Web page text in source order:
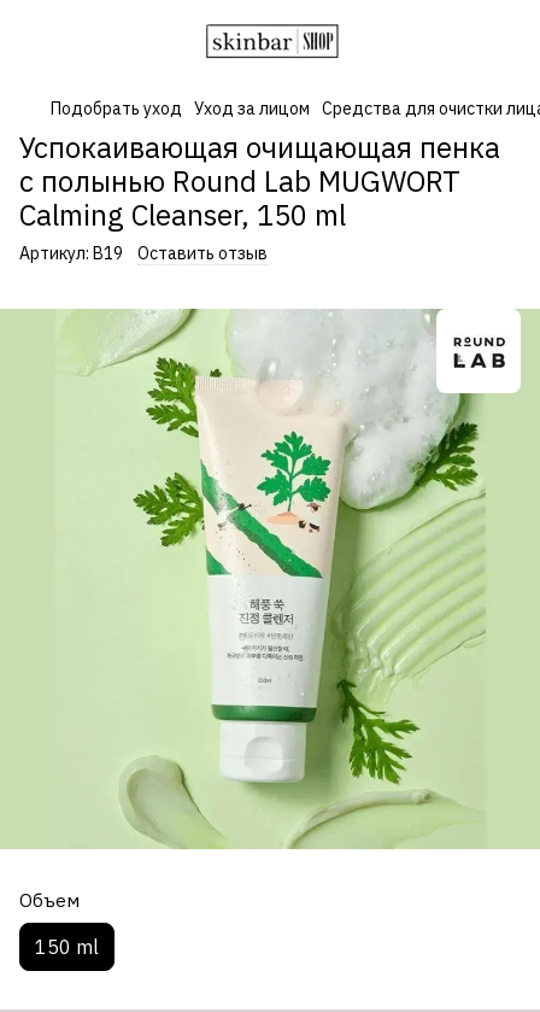
Подобрать уход Уход за лицом Средства для очистки
Успокаивающая очищающая пенка
с полынью Round Lab MUGWORT
Calming Cleanser, 150 ml
Артикул: В19 Оставить отзыв
Объем
150 ml